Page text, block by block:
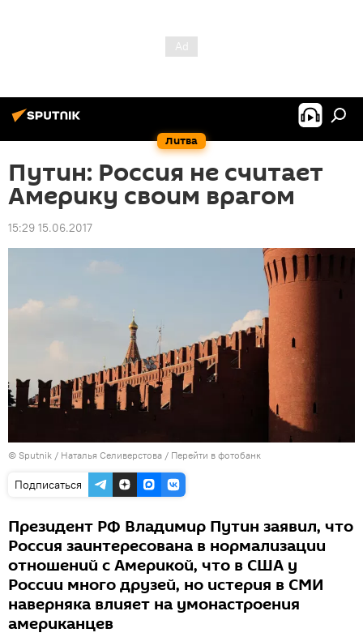
Литва
Путин: Россия не считает
Америку своим врагом
15:29 15.06.2017
© Sputnik / Наталья Селиверстова / Перейти в фотобанк
Подписаться
Президент РФ Владимир Путин заявил, что
Россия заинтересована в нормализации
отношений с Америкой, что в США у
России много друзей, но истерия в СМИ
наверняка влияет на умонастроения
американцев